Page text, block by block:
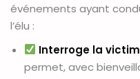
événements ayant
l’élu :
Interroge la
permet, avec